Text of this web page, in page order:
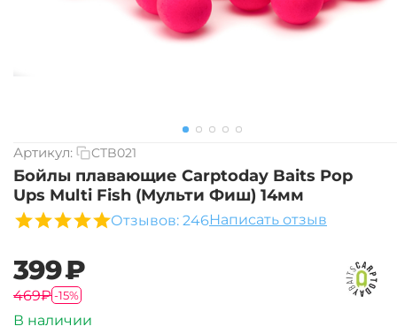
Артикул: CTB021
Бойлы плавающие Carptoday Baits Pop
Ups Multi Fish (Мульти Фиш) 14мм
Отзывов: 246Написать отзыв
‍399‍₽
‍469‍₽-15%
В наличии